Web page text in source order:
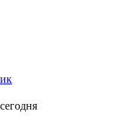
сегодня